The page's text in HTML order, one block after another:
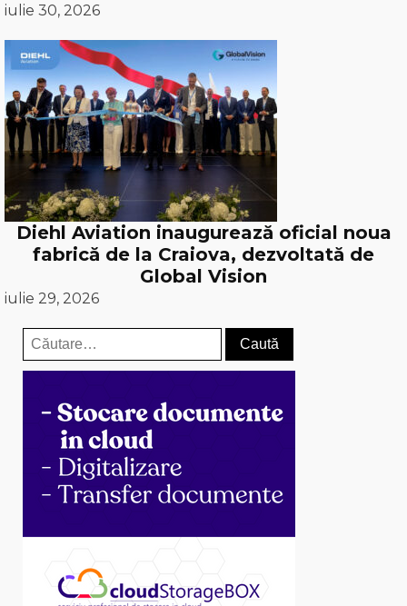
iulie 30, 2026
Diehl Aviation inaugurează oficial noua
fabrică de la Craiova, dezvoltată de
Global Vision
iulie 29, 2026
Caută
după: